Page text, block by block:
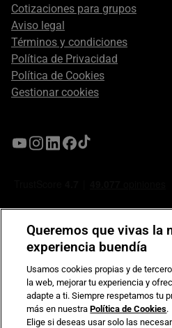
Cotizaciones para grupos
Aviso legal
Términos y condiciones
Política de Privacidad
Política de Cookies
Gestionar cookies
Compromiso de seguridad en pagos
Queremos que vivas la
experiencia buendía
Usamos cookies propias y de
la web, mejorar tu experiencia y
adapte a ti. Siempre respetamos tu
más en nuestraPolítica de Cookies.
Elige si deseas usar solo las